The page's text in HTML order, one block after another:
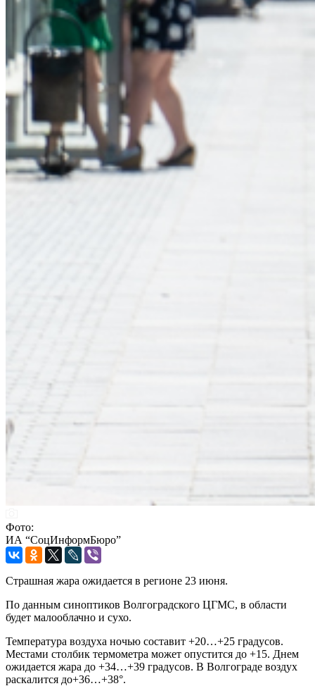
Фото:
ИА “СоцИнформБюро”
Страшная жара ожидается в регионе 23 июня.
По данным синоптиков Волгоградского ЦГМС, в области
будет малооблачно и сухо.
Температура воздуха ночью составит +20…+25 градусов.
Местами столбик термометра может опустится до +15. Днем
ожидается жара до +34…+39 градусов. В Волгограде воздух
раскалится до+36…+38°.